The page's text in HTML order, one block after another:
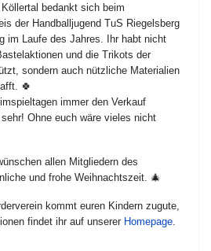
bedankt sich beim
der Handballjugend TuS Riegelsberg
im Laufe des Jahres. Ihr habt nicht
und die Trikots der
sondern auch nützliche Materialien
🍀
immer den Verkauf
Ohne euch wäre vieles nicht
allen Mitgliedern des
und frohe Weihnachtszeit. 🎄
kommt euren Kindern zugute,
findet ihr auf unserer Homepage.